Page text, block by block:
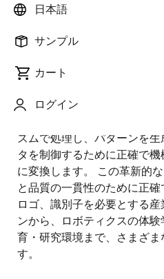
日本語
サンプル
カート
ログイン
要
説
ットアームは、画像キャプチ
ズムで処理し、パターンを
タを制御するために正確で
に変換します。 この革新的
と品質の一貫性のために正確
ロゴ、識別子を必要とする
ンから、ロボティクスの体
育・研究環境まで、さまざま
す。